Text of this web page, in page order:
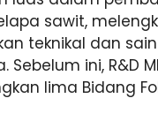
sawit,
teknikal dan
Sebelum ini, R&D
lima Bidang